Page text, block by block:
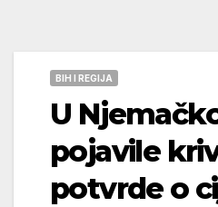
BIH I REGIJA
U
pojavile
potvrde o